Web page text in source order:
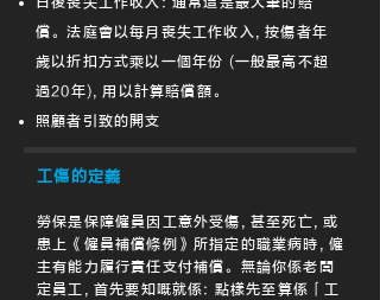
償。法庭會以每月喪失工作收入, 按傷者年
歲以折扣方式乘以一個年份 (一般最高不超
過20年), 用以計算賠償額。
照顧者引致的開支
工傷的定義
勞保是保障僱員因工意外受傷, 甚至死亡, 或
患上《僱員補償條例》所指定的職業病時, 僱
主有能力履行責任支付補償。無論你係老闆
定員工, 首先要知嘅就係: 點樣先至算係「工